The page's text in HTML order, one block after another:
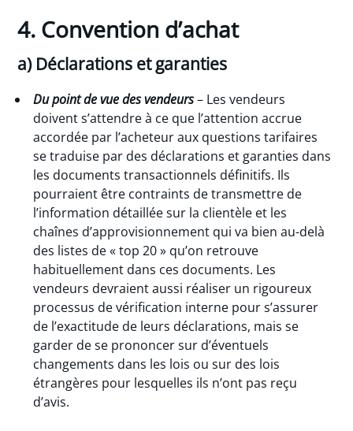
4. Convention d’achat
a) Déclarations et garanties
Du point de vue des vendeurs– Les vendeurs
doivent s’attendre à ce que l’attention accrue
accordée par l’acheteur aux questions tarifaires
se traduise par des déclarations et garanties dans
les documents transactionnels définitifs. Ils
pourraient être contraints de transmettre de
l’information détaillée sur la clientèle et les
chaînes d’approvisionnement qui va bien au-delà
des listes de « top 20 » qu’on retrouve
habituellement dans ces documents. Les
vendeurs devraient aussi réaliser un rigoureux
processus de vérification interne pour s’assurer
de l’exactitude de leurs déclarations, mais se
garder de se prononcer sur d’éventuels
changements dans les lois ou sur des lois
étrangères pour lesquelles ils n’ont pas reçu
d’avis.